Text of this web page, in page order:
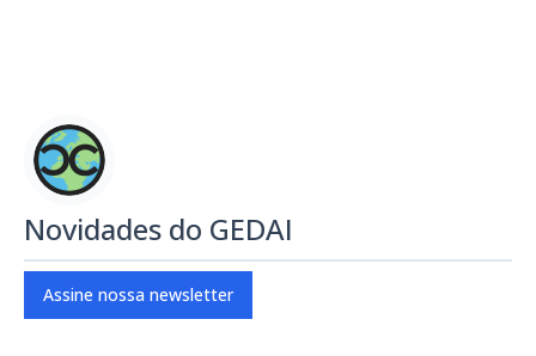
Novidades do GEDAI
Assine nossa newsletter